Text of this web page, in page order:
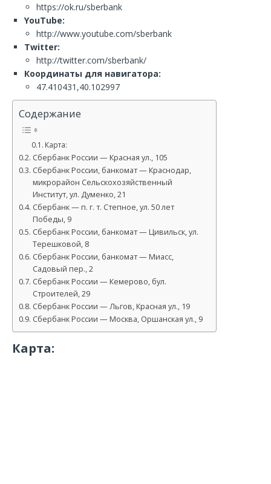
https://ok.ru/sberbank
YouTube:
http://www.youtube.com/sberbank
Twitter:
http://twitter.com/sberbank/
Координаты для навигатора:
47.410431,40.102997
Содержание
Карта:
Сбербанк России — Красная ул., 105
Сбербанк России, банкомат — Краснодар,
микрорайон Сельскохозяйственный
Институт, ул. Думенко, 21
Сбербанк — п. г. т. Степное, ул. 50 лет
Победы, 9
Сбербанк России, банкомат — Цивильск, ул.
Терешковой, 8
Сбербанк России, банкомат — Миасс,
Садовый пер., 2
Сбербанк России — Кемерово, бул.
Строителей, 29
Сбербанк России — Льгов, Красная ул., 19
Сбербанк России — Москва, Оршанская ул., 9
Карта: